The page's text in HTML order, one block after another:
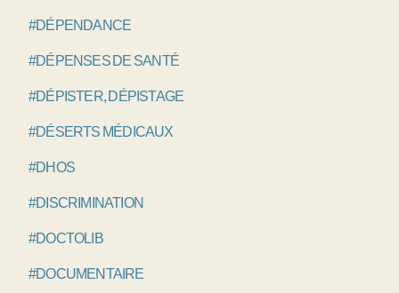
#DÉPENDANCE
#DÉPENSES DE SANTÉ
#DÉPISTER, DÉPISTAGE
#DÉSERTS MÉDICAUX
#DHOS
#DISCRIMINATION
#DOCTOLIB
#DOCUMENTAIRE